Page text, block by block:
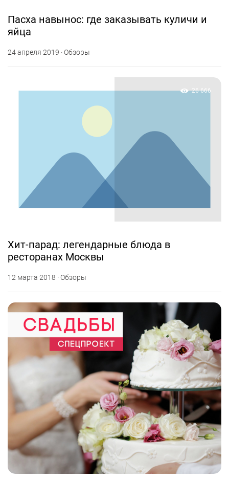
Пасха навынос: где заказывать куличи и
яйца
24 апреля 2019 · Обзоры
26 666
Хит-парад: легендарные блюда в
ресторанах Москвы
12 марта 2018 · Обзоры